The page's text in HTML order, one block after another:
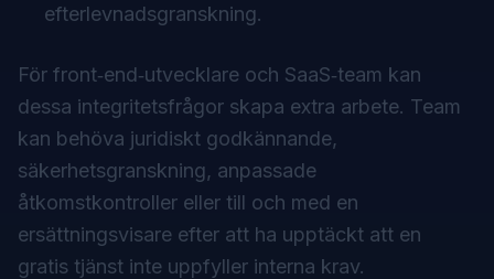
efterlevnadsgranskning.
För front‑end‑utvecklare och SaaS‑team kan
dessa integritetsfrågor skapa extra arbete. Team
kan behöva juridiskt godkännande,
säkerhetsgranskning, anpassade
åtkomstkontroller eller till och med en
ersättningsvisare efter att ha upptäckt att en
gratis tjänst inte uppfyller interna krav.